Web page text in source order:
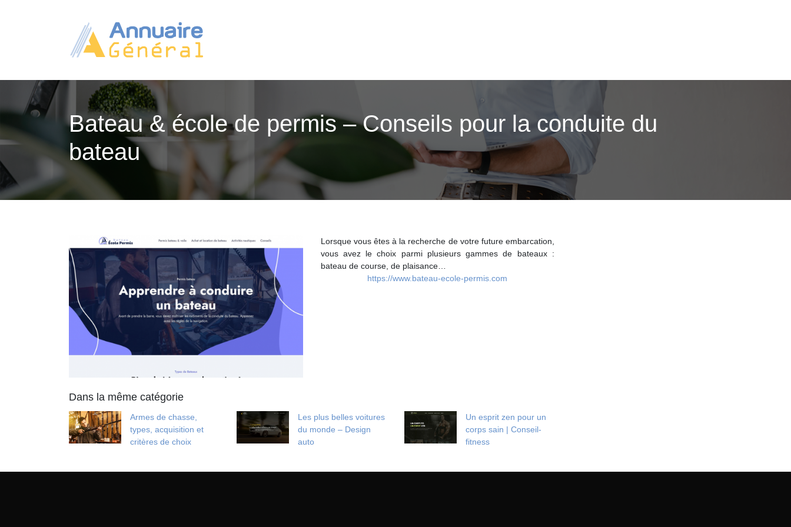
Bateau & école de permis – Conseils pour la conduite du
bateau
Lorsque vous êtes à la recherche de votre future embarcation,
vous avez le choix parmi plusieurs gammes de bateaux :
bateau de course, de plaisance…
https://www.bateau-ecole-permis.com
Dans la même catégorie
Armes de chasse,
types, acquisition et
critères de choix
Les plus belles voitures
du monde – Design
auto
Un esprit zen pour un
corps sain | Conseil-
fitness